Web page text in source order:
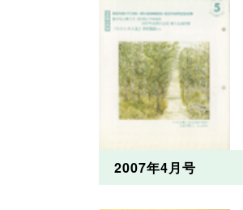
2007年4月号